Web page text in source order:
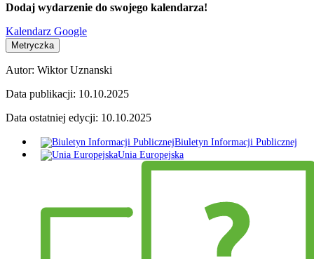
Dodaj wydarzenie do swojego kalendarza!
Kalendarz Google
Metryczka
Autor: Wiktor Uznanski
Data publikacji: 10.10.2025
Data ostatniej edycji: 10.10.2025
Biuletyn Informacji Publicznej
Unia Europejska